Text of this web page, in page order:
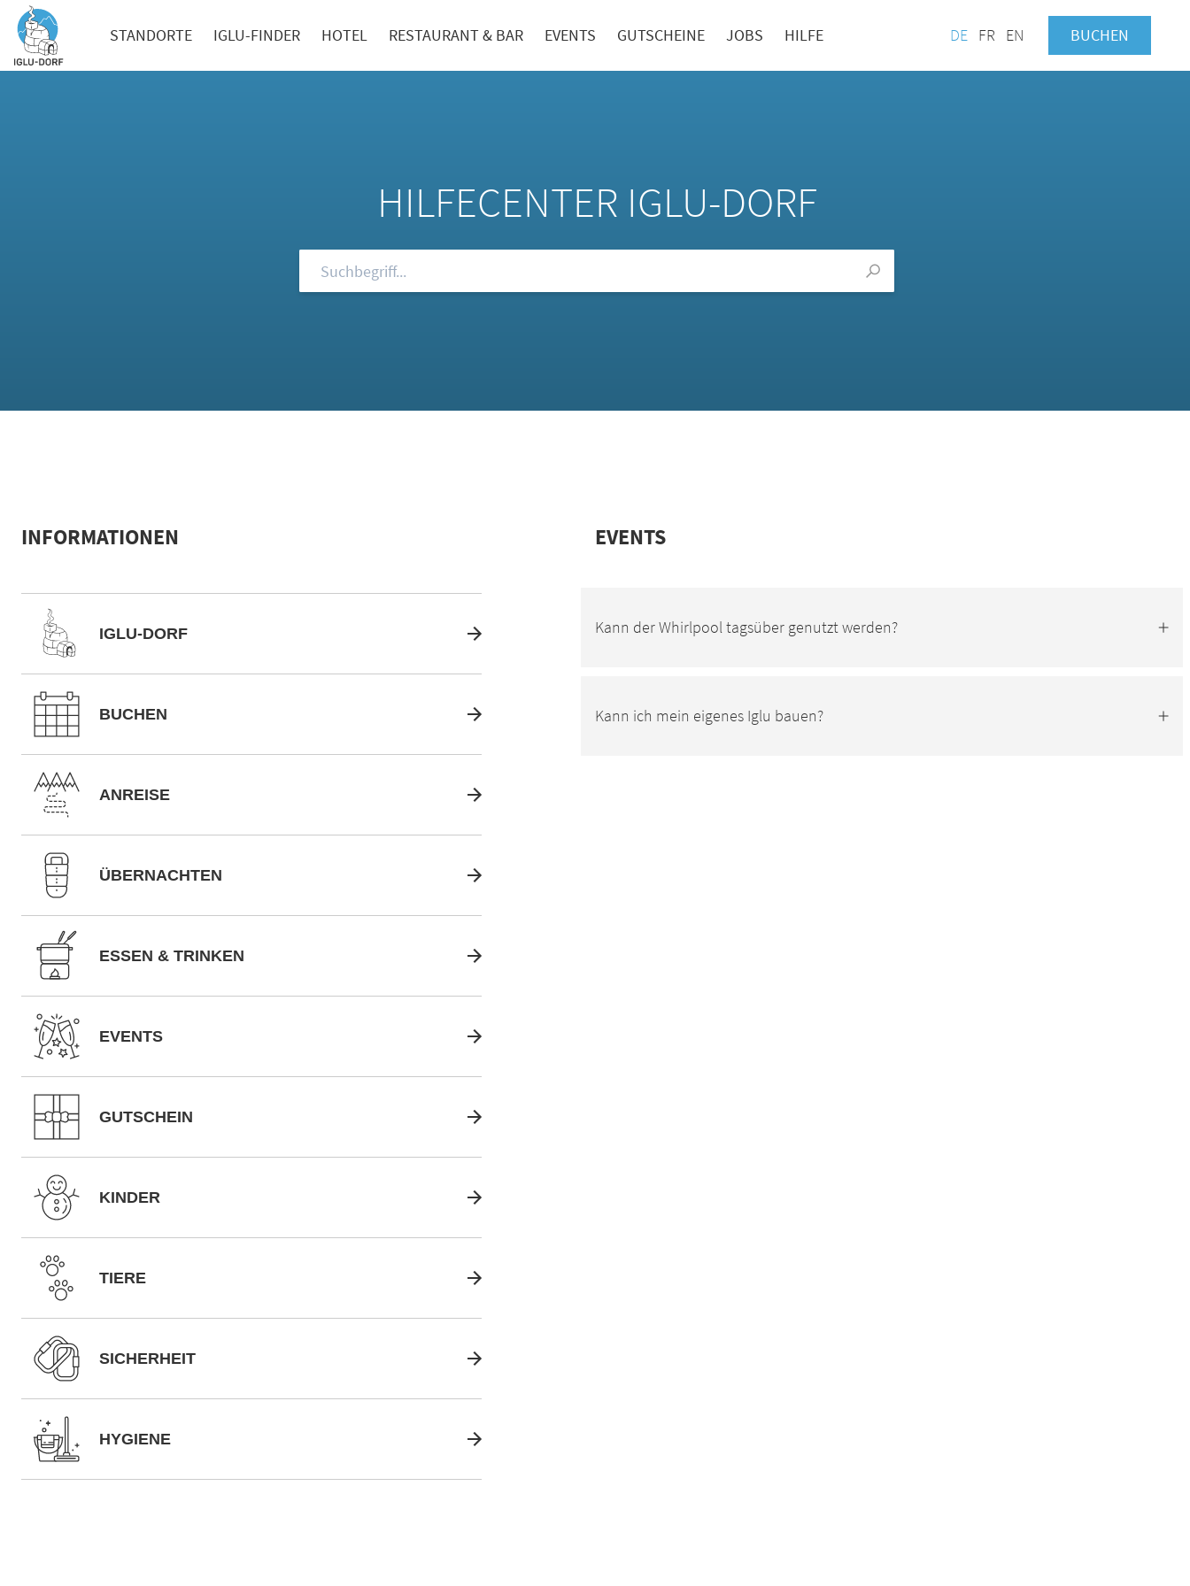
STANDORTE IGLU-FINDER HOTEL RESTAURANT & BAR EVENTS GUTSCHEINE JOBS HILFE DE FR EN BUCHEN
HILFECENTER IGLU-DORF
INFORMATIONEN
IGLU-DORF
BUCHEN
ANREISE
ÜBERNACHTEN
ESSEN & TRINKEN
EVENTS
GUTSCHEIN
KINDER
TIERE
SICHERHEIT
HYGIENE
EVENTS
Kann der Whirlpool tagsüber genutzt werden?
Kann ich mein eigenes Iglu bauen?